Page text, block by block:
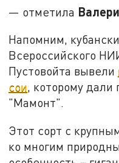
— отметила
Напомним,
Всероссийского
Пустовойта вывели
сои, которому дали
"Мамонт".
Этот сорт с
ко многим